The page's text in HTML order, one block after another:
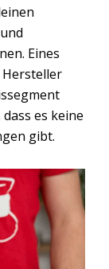
Eines
Hersteller
es keine
gibt.